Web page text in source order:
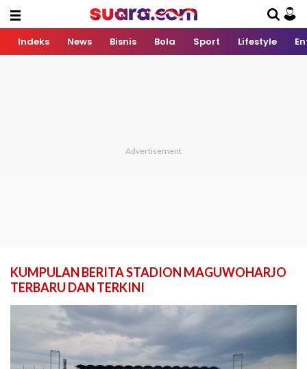
Indeks News Bisnis Bola Sport Lifestyle
KUMPULAN BERITA STADION MAGUWOHARJO
TERBARU DAN TERKINI